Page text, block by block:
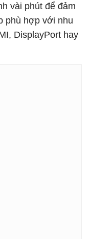
vài phút để đảm
phù hợp với nhu
DisplayPort hay